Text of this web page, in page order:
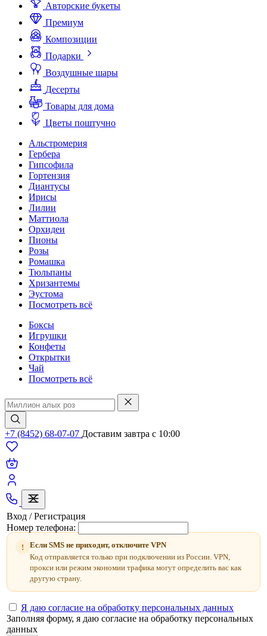
Авторские букеты
Премиум
Композиции
Подарки
Воздушные шары
Десерты
Товары для дома
Цветы поштучно
Альстромерия
Гербера
Гипсофила
Гортензия
Диантусы
Ирисы
Лилии
Маттиола
Орхидеи
Пионы
Розы
Ромашка
Тюльпаны
Хризантемы
Эустома
Посмотреть всё
Боксы
Игрушки
Конфеты
Открытки
Чай
Посмотреть всё
+7 (8452) 68-07-07 Доставим завтра c 10:00
Вход / Регистрация
Номер телефона:
!
Если SMS не приходит, отключите VPN
Код отправляется только при подключении из России. VPN,
прокси или режим экономии трафика могут определить вас как
другую страну.
Я даю согласие на обработку персональных данных
Заполняя форму, я даю согласие на обработку персональных
данных